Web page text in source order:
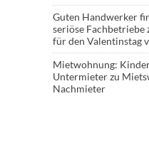
Guten Handwerker
seriöse Fachbetriebe
für den Valentinstag
Mietwohnung:
Untermieterzu
Nachmieter